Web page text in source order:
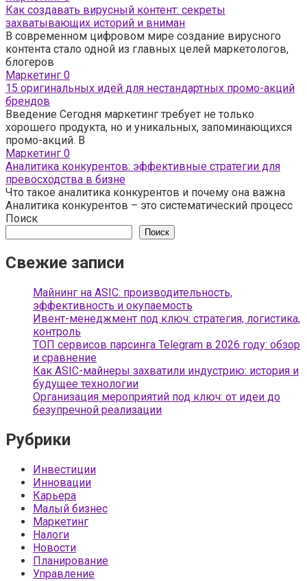
Как создавать вирусный контент: секреты
захватывающих историй и вниман
В современном цифровом мире создание вирусного
контента стало одной из главных целей маркетологов,
блогеров
Маркетинг 0
15 оригинальных идей для нестандартных промо-акций
брендов
Введение Сегодня маркетинг требует не только
хорошего продукта, но и уникальных, запоминающихся
промо-акций. В
Маркетинг 0
Аналитика конкурентов: эффективные стратегии для
превосходства в бизне
Что такое аналитика конкурентов и почему она важна
Аналитика конкурентов – это систематический процесс
Поиск
Поиск
Свежие записи
Майнинг на ASIC: производительность,
эффективность и окупаемость
Ивент-менеджмент под ключ: стратегия, логистика,
контроль
ТОП сервисов парсинга Telegram в 2026 году: обзор
и сравнение
Как ASIC-майнеры захватили индустрию: история и
будущее технологии
Организация мероприятий под ключ: от идеи до
безупречной реализации
Рубрики
Инвестиции
Инновации
Карьера
Малый бизнес
Маркетинг
Налоги
Новости
Планирование
Управление